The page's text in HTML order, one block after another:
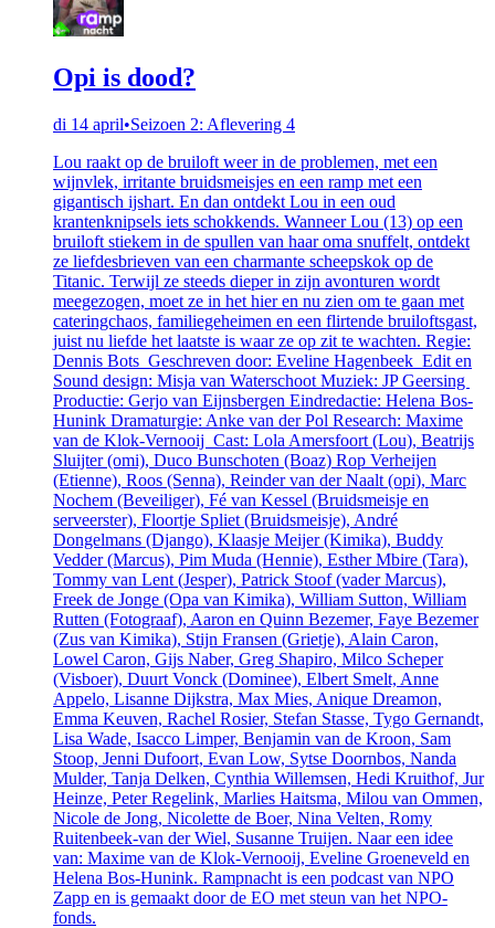
Opi is dood?
di 14 april•Seizoen 2: Aflevering 4
Lou raakt op de bruiloft weer in de problemen, met een
wijnvlek, irritante bruidsmeisjes en een ramp met een
gigantisch ijshart. En dan ontdekt Lou in een oud
krantenknipsels iets schokkends. Wanneer Lou (13) op een
bruiloft stiekem in de spullen van haar oma snuffelt, ontdekt
ze liefdesbrieven van een charmante scheepskok op de
Titanic. Terwijl ze steeds dieper in zijn avonturen wordt
meegezogen, moet ze in het hier en nu zien om te gaan met
cateringchaos, familiegeheimen en een flirtende bruiloftsgast,
juist nu liefde het laatste is waar ze op zit te wachten. Regie:
Dennis Bots Geschreven door: Eveline Hagenbeek Edit en
Sound design: Misja van Waterschoot Muziek: JP Geersing
Productie: Gerjo van Eijnsbergen Eindredactie: Helena Bos-
Hunink Dramaturgie: Anke van der Pol Research: Maxime
van de Klok-Vernooij Cast: Lola Amersfoort (Lou), Beatrijs
Sluijter (omi), Duco Bunschoten (Boaz) Rop Verheijen
(Etienne), Roos (Senna), Reinder van der Naalt (opi), Marc
Nochem (Beveiliger), Fé van Kessel (Bruidsmeisje en
serveerster), Floortje Spliet (Bruidsmeisje), André
Dongelmans (Django), Klaasje Meijer (Kimika), Buddy
Vedder (Marcus), Pim Muda (Hennie), Esther Mbire (Tara),
Tommy van Lent (Jesper), Patrick Stoof (vader Marcus),
Freek de Jonge (Opa van Kimika), William Sutton, William
Rutten (Fotograaf), Aaron en Quinn Bezemer, Faye Bezemer
(Zus van Kimika), Stijn Fransen (Grietje), Alain Caron,
Lowel Caron, Gijs Naber, Greg Shapiro, Milco Scheper
(Visboer), Duurt Vonck (Dominee), Elbert Smelt, Anne
Appelo, Lisanne Dijkstra, Max Mies, Anique Dreamon,
Emma Keuven, Rachel Rosier, Stefan Stasse, Tygo Gernandt,
Lisa Wade, Isacco Limper, Benjamin van de Kroon, Sam
Stoop, Jenni Dufoort, Evan Low, Sytse Doornbos, Nanda
Mulder, Tanja Delken, Cynthia Willemsen, Hedi Kruithof, Jur
Heinze, Peter Regelink, Marlies Haitsma, Milou van Ommen,
Nicole de Jong, Nicolette de Boer, Nina Velten, Romy
Ruitenbeek-van der Wiel, Susanne Truijen. Naar een idee
van: Maxime van de Klok-Vernooij, Eveline Groeneveld en
Helena Bos-Hunink. Rampnacht is een podcast van NPO
Zapp en is gemaakt door de EO met steun van het NPO-
fonds.